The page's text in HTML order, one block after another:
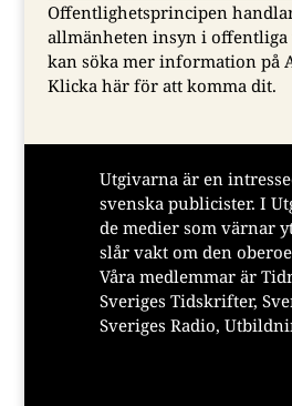
Offentlighetsprincipen
allmänheten insyn i offentliga
kan söka mer information på
Klicka här för att komma dit.
Utgivarna är en
svenska publicister. I
de medier som värnar
slår vakt om den
Våra medlemmar är
Sveriges Tidskrifter,
Sveriges Radio,